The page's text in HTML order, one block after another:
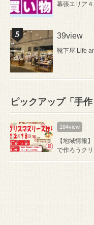
幕張エリア４
39view
靴下屋 Life
ピックアップ「手作
184view
【地域情報
で作ろうク